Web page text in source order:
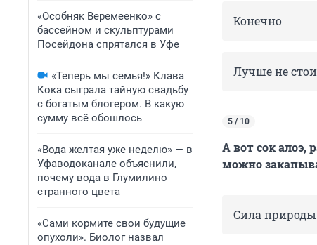
«Особняк Веремеенко» с
бассейном и скульптурами
Посейдона спрятался в Уфе
«Теперь мы семья!» Клава
Кока сыграла тайную свадьбу
с богатым блогером. В какую
сумму всё обошлось
«Вода желтая уже неделю» — в
Уфаводоканале объяснили,
почему вода в Глумилино
странного цвета
«Сами кормите свои будущие
опухоли». Биолог назвал
Конечно
Лучше не
5 / 10
А вот сок алоэ,
можно
Сила